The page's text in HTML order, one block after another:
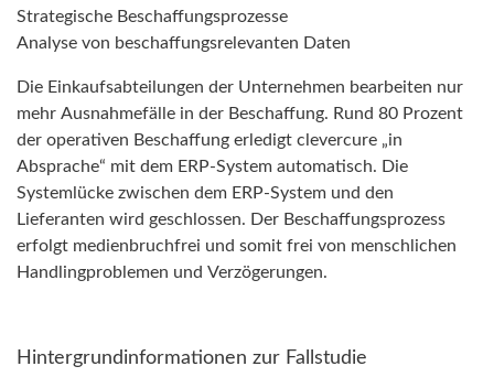
Strategische Beschaffungsprozesse
Analyse von beschaffungsrelevanten Daten
Die Einkaufsabteilungen der Unternehmen bearbeiten nur
mehr Ausnahmefälle in der Beschaffung. Rund 80 Prozent
der operativen Beschaffung erledigt clevercure „in
Absprache“ mit dem ERP-System automatisch. Die
Systemlücke zwischen dem ERP-System und den
Lieferanten wird geschlossen. Der Beschaffungsprozess
erfolgt medienbruchfrei und somit frei von menschlichen
Handlingproblemen und Verzögerungen.
Hintergrundinformationen zur Fallstudie